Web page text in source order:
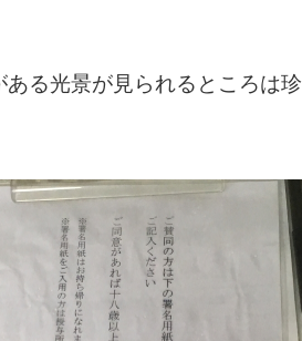
る光景が見られるところは珍